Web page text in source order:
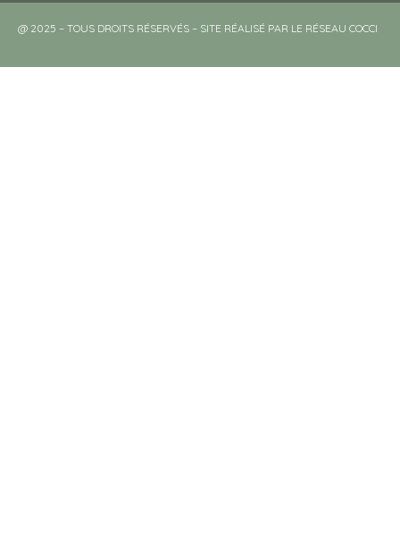
@ 2025 – TOUS DROITS RÉSERVÉS – SITE RÉALISÉ PAR LE RÉSEAU COCCI